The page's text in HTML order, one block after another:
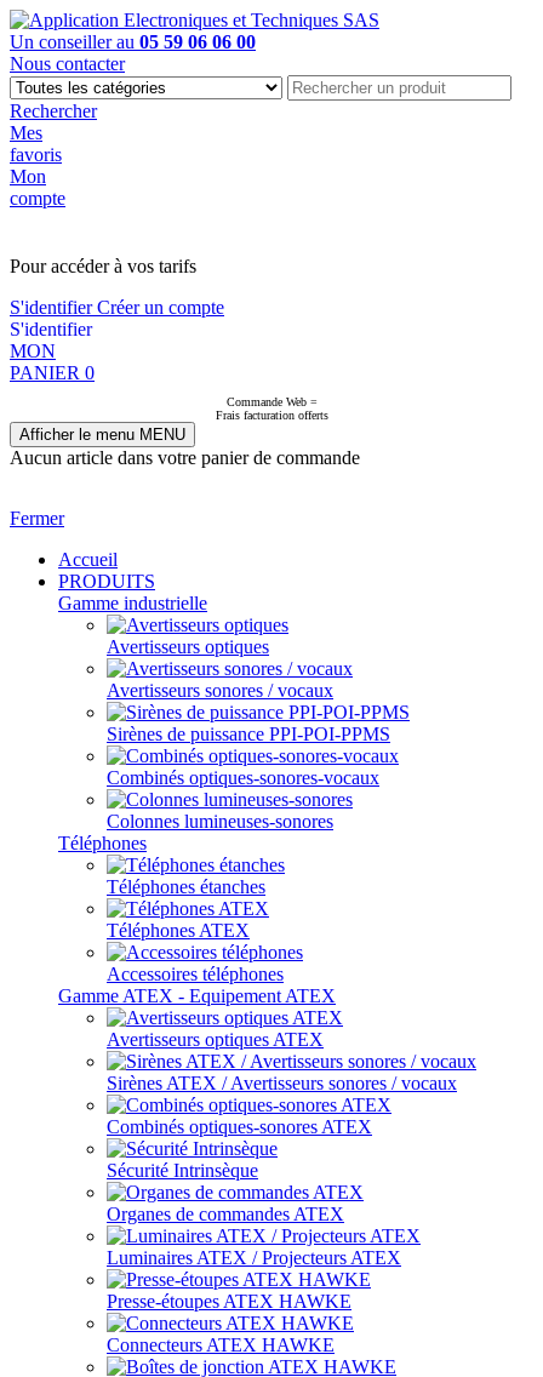
Un conseiller au 05 59 06 06 00
Nous contacter
Rechercher
Mes
favoris
Mon
compte
Pour accéder à vos tarifs
S'identifierCréer un compte
S'identifier
MON
PANIER 0
Commande Web =
Frais facturation offerts
Afficher le menu MENU
Aucun article dans votre panier de commande
Fermer
Accueil
PRODUITS
Gamme industrielle
Avertisseurs optiques
Avertisseurs sonores / vocaux
Sirènes de puissance PPI-POI-PPMS
Combinés optiques-sonores-vocaux
Colonnes lumineuses-sonores
Téléphones
Téléphones étanches
Téléphones ATEX
Accessoires téléphones
Gamme ATEX - Equipement ATEX
Avertisseurs optiques ATEX
Sirènes ATEX / Avertisseurs sonores / vocaux
Combinés optiques-sonores ATEX
Sécurité Intrinsèque
Organes de commandes ATEX
Luminaires ATEX / Projecteurs ATEX
Presse-étoupes ATEX HAWKE
Connecteurs ATEX HAWKE